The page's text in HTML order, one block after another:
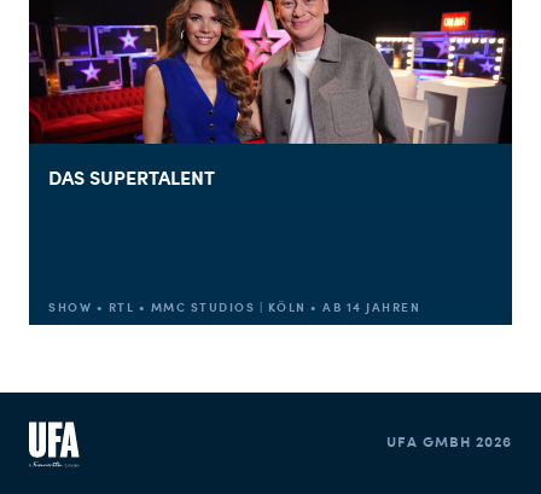
DAS SUPERTALENT
SHOW • RTL • MMC STUDIOS | KÖLN • AB 14 JAHREN
UFA GMBH 2026